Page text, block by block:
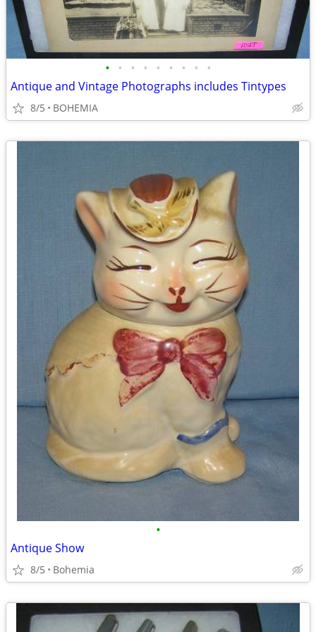
• • • • • • • • •
Antique and Vintage Photographs includes Tintypes
8/5 BOHEMIA
•
Antique Show
8/5 Bohemia